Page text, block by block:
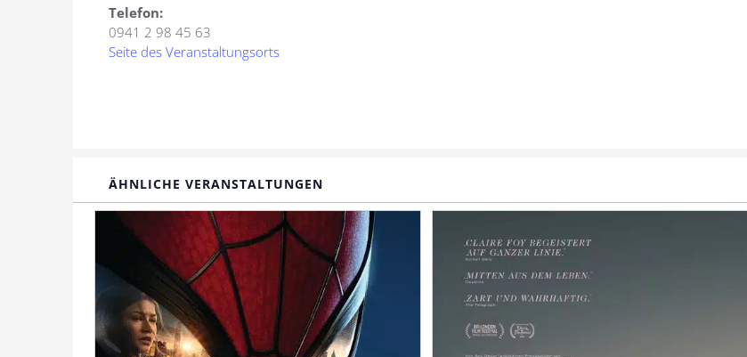
Telefon:
0941 2 98 45 63
Seite des Veranstaltungsorts
ÄHNLICHE VERANSTALTUNGEN